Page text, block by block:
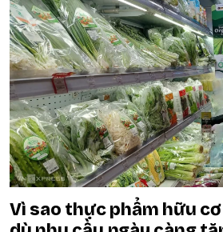
Vì sao thực phẩm hữu